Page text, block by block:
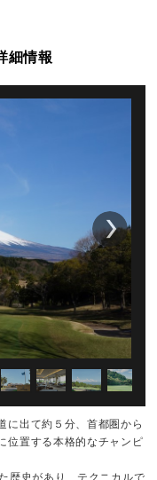
細情報
に出て約５分、首都圏から
位置する本格的なチャンピ
歴史があり、テクニカルで